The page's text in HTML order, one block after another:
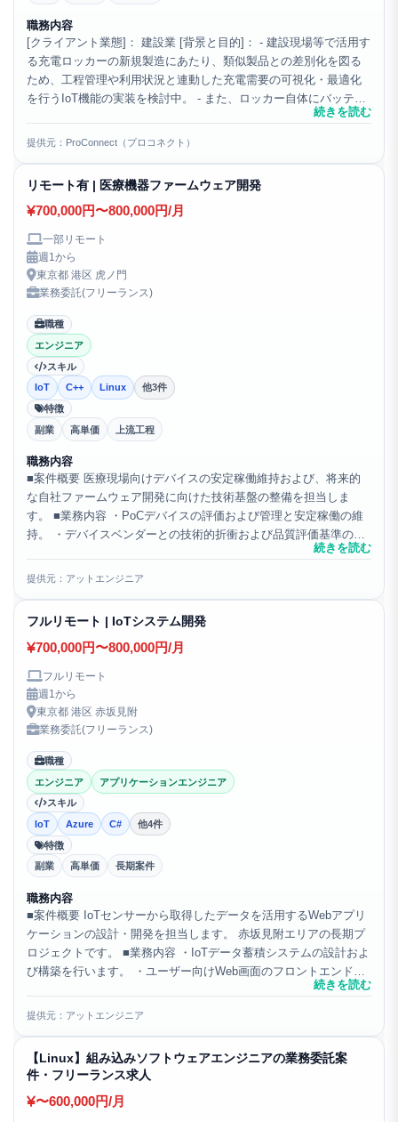
職務内容
[クライアント業態]： 建設業 [背景と目的]： - 建設現場等で活用す
る充電ロッカーの新規製造にあたり、類似製品との差別化を図る
ため、工程管理や利用状況と連動した充電需要の可視化・最適化
を行うIoT機能の実装を検討中。 - また、ロッカー自体にバッテリ
続きを読む
提供元：ProConnect（プロコネクト）
リモート有 | 医療機器ファームウェア開発
700,000円〜800,000円/月
一部リモート
週1から
東京都 港区 虎ノ門
業務委託(フリーランス)
職種
エンジニア
スキル
IoT
C++ Linux
他3件
特徴
副業
高単価 上流工程
職務内容
■案件概要 医療現場向けデバイスの安定稼働維持および、将来的
な自社ファームウェア開発に向けた技術基盤の整備を担当しま
す。 ■業務内容 ・PoCデバイスの評価および管理と安定稼働の維
持。 ・デバイスベンダーとの技術的折衝および品質評価基準の策
定。 ・デバイスとクラウドシステムの連携設計および改善...続きを読む
提供元：アットエンジニア
フルリモート | IoTシステム開発
700,000円〜800,000円/月
フルリモート
週1から
東京都 港区 赤坂見附
業務委託(フリーランス)
職種
エンジニア
アプリケーションエンジニア
スキル
IoT
Azure C#
他4件
特徴
副業
高単価 長期案件
職務内容
■案件概要 IoTセンサーから取得したデータを活用するWebアプリ
ケーションの設計・開発を担当します。 赤坂見附エリアの長期プ
ロジェクトです。 ■業務内容 ・IoTデータ蓄積システムの設計およ
び構築を行います。 ・ユーザー向けWeb画面のフロントエンド開
続きを読む
提供元：アットエンジニア
【Linux】組み込みソフトウェアエンジニアの業務委託案
件・フリーランス求人
〜600,000円/月